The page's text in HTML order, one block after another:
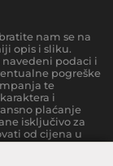
nam se na
opis i sliku.
navedeni podaci i
pogreške
te
i
plaćanje
isključivo za
od cijena u